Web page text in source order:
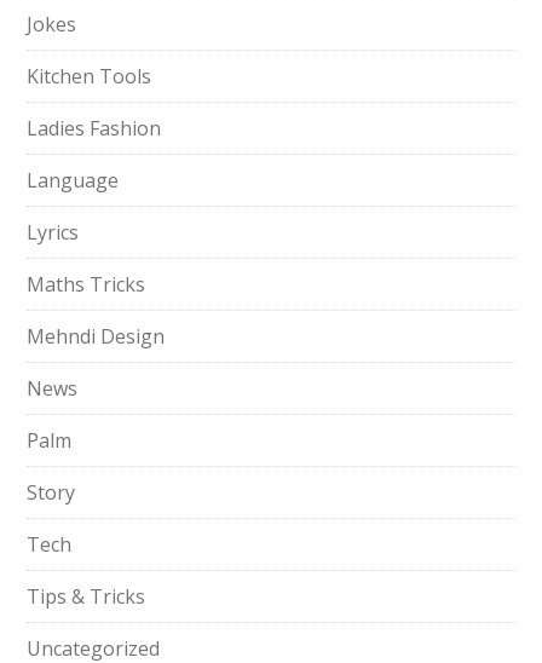
Jokes
Kitchen Tools
Ladies Fashion
Language
Lyrics
Maths Tricks
Mehndi Design
News
Palm
Story
Tech
Tips & Tricks
Uncategorized